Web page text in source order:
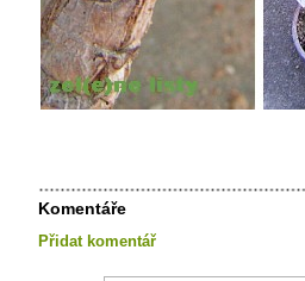
Komentáře
Přidat komentář